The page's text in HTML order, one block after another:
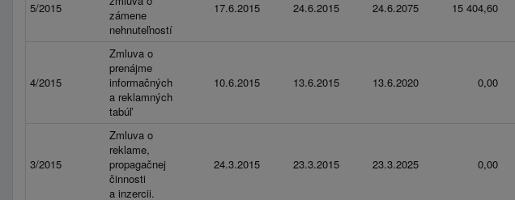
5/2015
zámene
nehnuteľností
17.6.2015 24.6.2015 24.6.2075 15 404,60
4/2015
Zmluva o
prenájme
informačných
a reklamných
tabúľ
10.6.2015 13.6.2015 13.6.2020 0,00
3/2015
Zmluva o
reklame,
propagačnej
činnosti
a inzercii.
24.3.2015 23.3.2015 23.3.2025 0,00